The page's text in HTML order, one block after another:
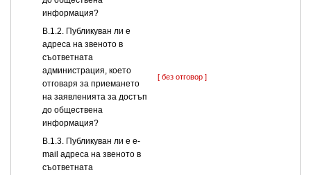
информация?
В.1.2. Публикуван ли е
адреса на звеното в
съответната
администрация, което
отговаря за приемането
на заявленията за достъп
до обществена
информация?
[ без отговор ]
В.1.3. Публикуван ли е e-
mail адреса на звеното в
съответната